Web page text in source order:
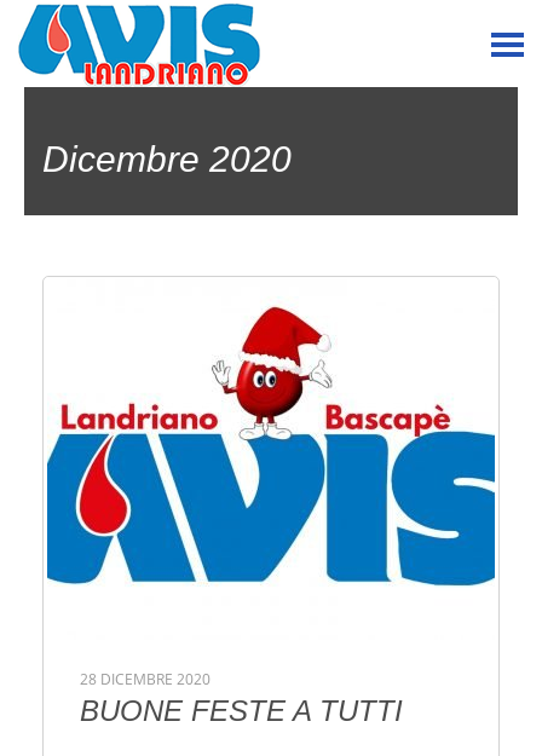
Dicembre 2020
28 DICEMBRE 2020
BUONE FESTE A TUTTI